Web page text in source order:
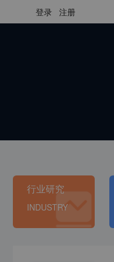
登录 注册
行业研究
INDUSTRY